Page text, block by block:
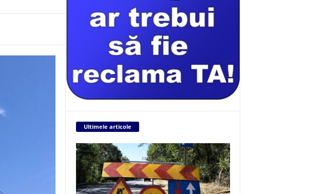
Ultimele articole